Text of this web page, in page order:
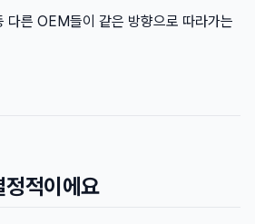
다른 OEM들이 같은 방향으로 따라가는
적이에요